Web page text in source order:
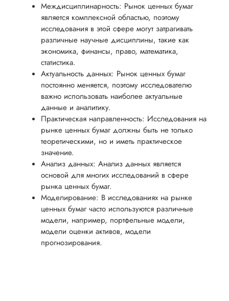
Междисциплинарность: Рынок ценных бумаг
является комплексной областью, поэтому
исследования в этой сфере могут затрагивать
различные научные дисциплины, такие как
экономика, финансы, право, математика,
статистика.
Актуальность данных: Рынок ценных бумаг
постоянно меняется, поэтому исследователю
важно использовать наиболее актуальные
данные и аналитику.
Практическая направленность: Исследования на
рынке ценных бумаг должны быть не только
теоретическими, но и иметь практическое
значение.
Анализ данных: Анализ данных является
основой для многих исследований в сфере
рынка ценных бумаг.
Моделирование: В исследованиях на рынке
ценных бумаг часто используются различные
модели, например, портфельные модели,
модели оценки активов, модели
прогнозирования.